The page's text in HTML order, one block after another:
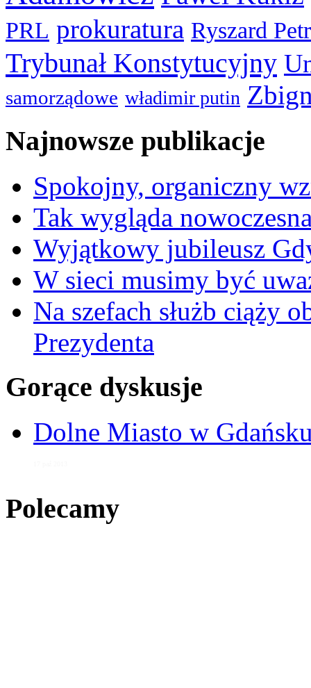
PRL prokuratura Ryszard
Trybunał Konstytucyjny
samorządowe władimir putin
Najnowsze publikacje
Spokojny, organiczny
Tak wygląda
Wyjątkowy jubileusz
W sieci musimy być
Na szefach służb ciąży
Prezydenta
Gorące dyskusje
Dolne Miasto w
Polecamy